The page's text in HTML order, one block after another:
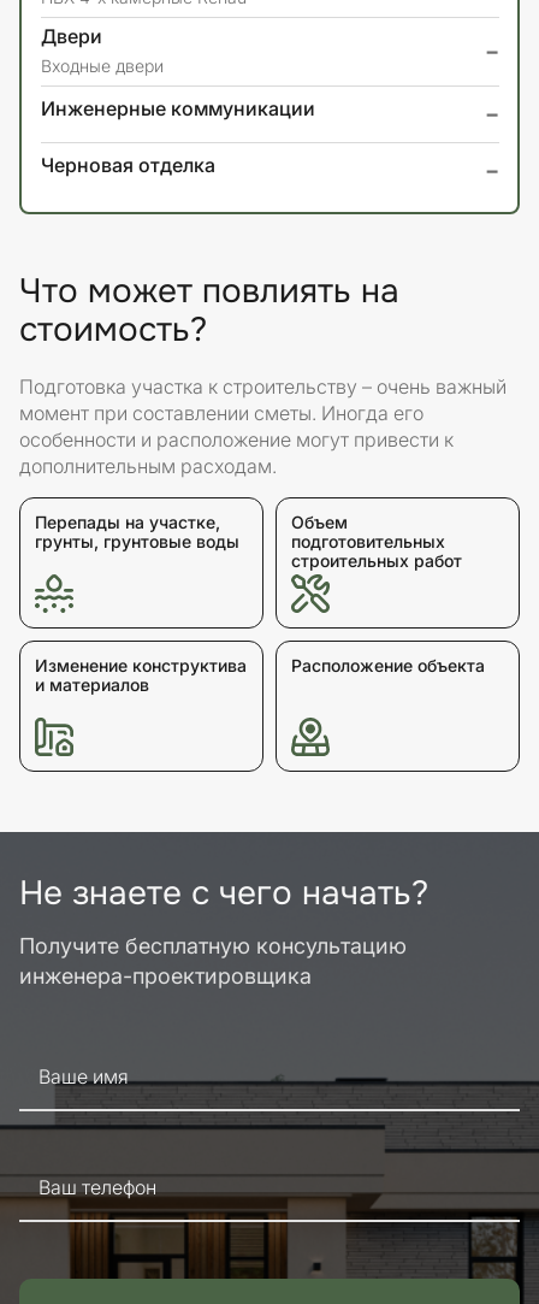
Двери
Входные двери -
Инженерные коммуникации -
Черновая отделка -
Что может повлиять на
стоимость?
Подготовка участка к строительству – очень важный
момент при составлении сметы. Иногда его
особенности и расположение могут привести к
дополнительным расходам.
Перепады на участке,
грунты, грунтовые воды
Объем
подготовительных
строительных работ
Изменение конструктива
и материалов
Расположение объекта
Не знаете с чего начать?
Получите бесплатную консультацию
инженера-проектировщика
Ваше имя
Ваш телефон